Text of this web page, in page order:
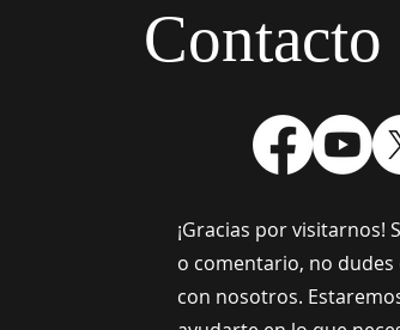
Contacto
¡Gracias por visitarnos!
o comentario, no
con nosotros.